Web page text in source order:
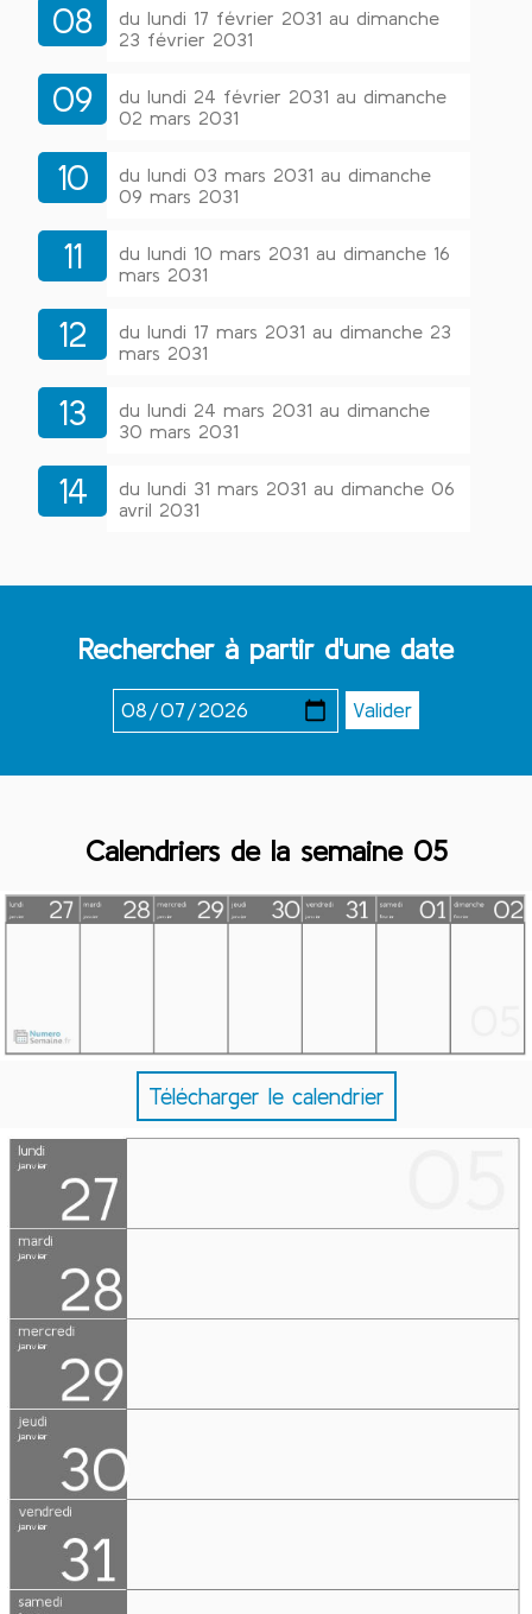
08
du lundi 17 février 2031 au dimanche
23 février 2031
09
du lundi 24 février 2031 au dimanche
02 mars 2031
10
du lundi 03 mars 2031 au dimanche
09 mars 2031
11
du lundi 10 mars 2031 au dimanche 16
mars 2031
12
du lundi 17 mars 2031 au dimanche 23
mars 2031
13
du lundi 24 mars 2031 au dimanche
30 mars 2031
14
du lundi 31 mars 2031 au dimanche 06
avril 2031
Rechercher à partir d'une date
Calendriers de la semaine 05
Télécharger le calendrier